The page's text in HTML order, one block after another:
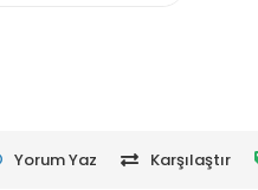
Yorum Yaz Karşılaştır